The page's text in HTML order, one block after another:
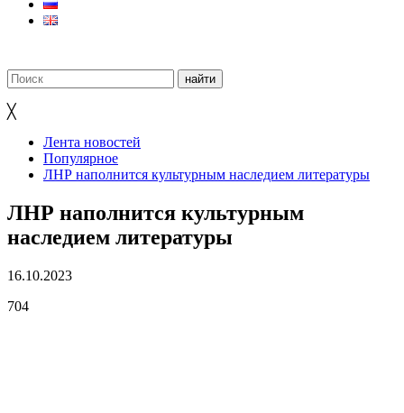
╳
Лента новостей
Популярное
ЛНР наполнится культурным наследием литературы
ЛНР наполнится культурным
наследием литературы
16.10.2023
704